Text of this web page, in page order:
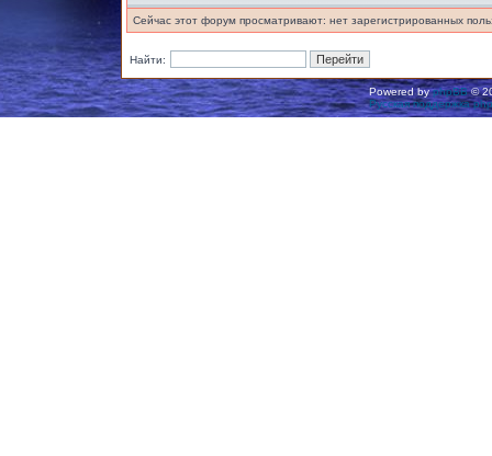
Сейчас этот форум просматривают: нет зарегистрированных
Найти:
Powered byphpBB©
Русская поддержка